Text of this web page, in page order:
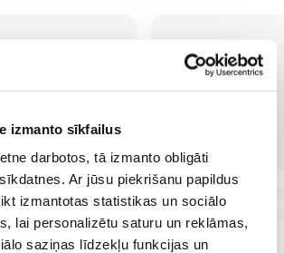
izmanto sīkfailus
darbotos, tā izmanto obligāti
Ar jūsu piekrišanu papildus
izmantotas statistikas un sociālo
lai personalizētu saturu un reklāmas,
saziņas līdzekļu funkcijas un